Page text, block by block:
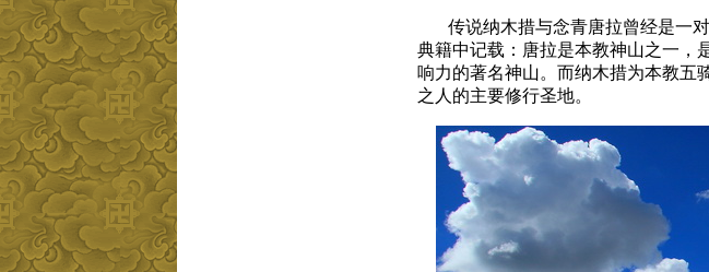
传说纳木措与念青唐拉曾经是一对
典籍中记载：唐拉是本教神山之一，
响力的著名神山。而纳木措为本教五
之人的主要修行圣地。